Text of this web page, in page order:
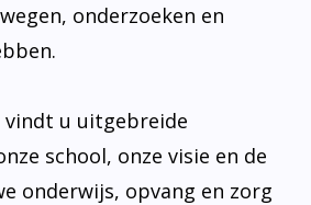
onderzoeken en
vindt u uitgebreide
school, onze visie en de
onderwijs, opvang en zorg